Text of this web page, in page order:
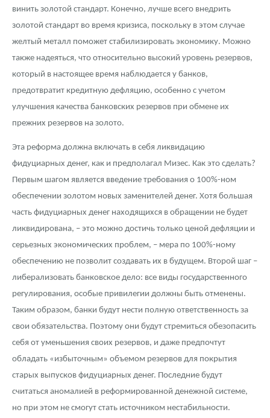
винить золотой стандарт. Конечно, лучше всего внедрить
золотой стандарт во время кризиса, поскольку в этом случае
желтый металл поможет стабилизировать экономику. Можно
также надеяться, что относительно высокий уровень резервов,
который в настоящее время наблюдается у банков,
предотвратит кредитную дефляцию, особенно с учетом
улучшения качества банковских резервов при обмене их
прежних резервов на золото.
Эта реформа должна включать в себя ликвидацию
фидуциарных денег, как и предполагал Мизес. Как это сделать?
Первым шагом является введение требования о 100%-ном
обеспечении золотом новых заменителей денег. Хотя большая
часть фидуциарных денег находящихся в обращении не будет
ликвидирована, – это можно достичь только ценой дефляции и
серьезных экономических проблем, – мера по 100%-ному
обеспечению не позволит создавать их в будущем. Второй шаг –
либерализовать банковское дело: все виды государственного
регулирования, особые привилегии должны быть отменены.
Таким образом, банки будут нести полную ответственность за
свои обязательства. Поэтому они будут стремиться обезопасить
себя от уменьшения своих резервов, и даже предпочтут
обладать «избыточным» объемом резервов для покрытия
старых выпусков фидуциарных денег. Последние будут
считаться аномалией в реформированной денежной системе,
но при этом не смогут стать источником нестабильности.